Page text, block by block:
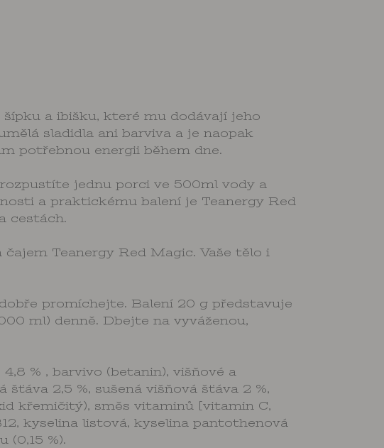
a ibišku, které mu dodávají jeho
sladidla ani barviva a je naopak
potřebnou energii během dne.
jednu porci ve 500ml vody a
a praktickému balení je Teanergy Red
cestách.
Teanergy Red Magic. Vaše tělo i
promíchejte. Balení 20 g představuje
ml) denně. Dbejte na vyváženou,
% , barvivo (betanin), višňové a
2,5 %, sušená višňová šťáva 2 %,
křemičitý), směs vitaminů [vitamin C,
kyselina listová, kyselina pantothenová
(0,15 %).